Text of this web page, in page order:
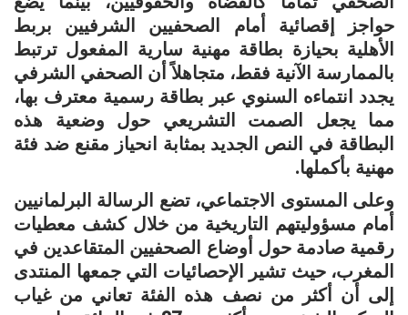
حواجز إقصائية أمام الصحفيين الشرفيين بربط
الأهلية بحيازة بطاقة مهنية سارية المفعول ترتبط
بالممارسة الآنية فقط، متجاهلاً أن الصحفي الشرفي
يجدد انتماءه السنوي عبر بطاقة رسمية معترف بها،
مما يجعل الصمت التشريعي حول وضعية هذه
البطاقة في النص الجديد بمثابة انحياز مقنع ضد فئة
مهنية بأكملها.
وعلى المستوى الاجتماعي، تضع الرسالة البرلمانيين
أمام مسؤوليتهم التاريخية من خلال كشف معطيات
رقمية صادمة حول أوضاع الصحفيين المتقاعدين في
المغرب، حيث تشير الإحصائيات التي جمعها المنتدى
إلى أن أكثر من نصف هذه الفئة تعاني من غياب